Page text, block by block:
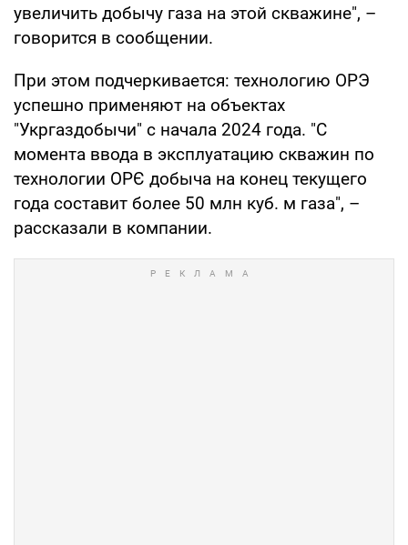
увеличить добычу газа на этой скважине", –
говорится в сообщении.
При этом подчеркивается: технологию ОРЭ
успешно применяют на объектах
"Укргаздобычи" с начала 2024 года. "С
момента ввода в эксплуатацию скважин по
технологии ОРЄ добыча на конец текущего
года составит более 50 млн куб. м газа", –
рассказали в компании.